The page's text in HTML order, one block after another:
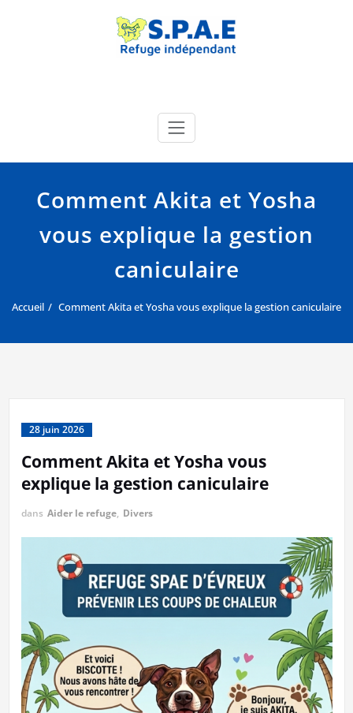
Comment Akita et Yosha
vous explique la gestion
caniculaire
Accueil Comment Akita et Yosha vous explique la gestion caniculaire
28 juin 2026
Comment Akita et Yosha vous
explique la gestion caniculaire
dans Aider le refuge, Divers